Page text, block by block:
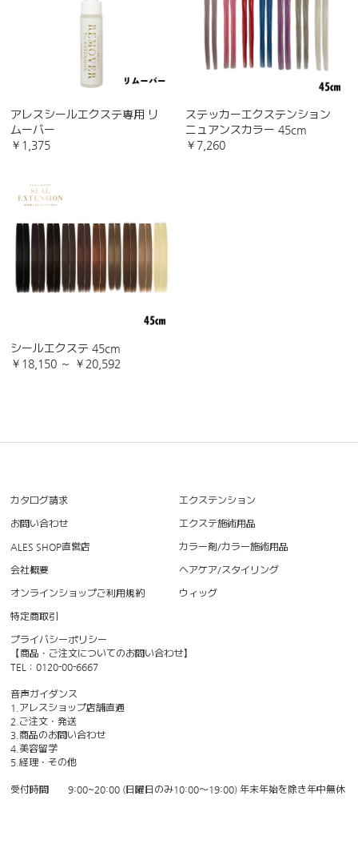
アレスシールエクステ専用 リ
ムーバー
￥1,375
ステッカーエクステンション
ニュアンスカラー 45cm
￥7,260
シールエクステ 45cm
￥18,150 ～ ￥20,592
カタログ請求
お問い合わせ
ALES SHOP直営店
会社概要
オンラインショップご利用規約
特定商取引
プライバシーポリシー
エクステンション
エクステ施術用品
カラー剤/カラー施術用品
ヘアケア/スタイリング
ウィッグ
【商品・ご注文についてのお問い合わせ】
TEL：0120-00-6667
音声ガイダンス
1.アレスショップ店舗直通
2.ご注文・発送
3.商品のお問い合わせ
4.美容留学
5.経理・その他
受付時間 9:00~20:00 (日曜日のみ10:00〜19:00) 年末年始を除き年中無休